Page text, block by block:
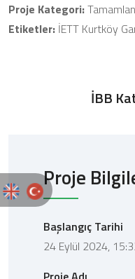
Proje Kategori:
Etiketler: İETT Kurtköy
İBB
Proje
Başlangıç Tarihi
24 Eylül 2024,